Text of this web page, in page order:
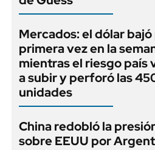
Mercados: el dólar
primera vez en la
mientras el riesgo país
a subir y perforó las
unidades
China redobló la
sobre EEUU por